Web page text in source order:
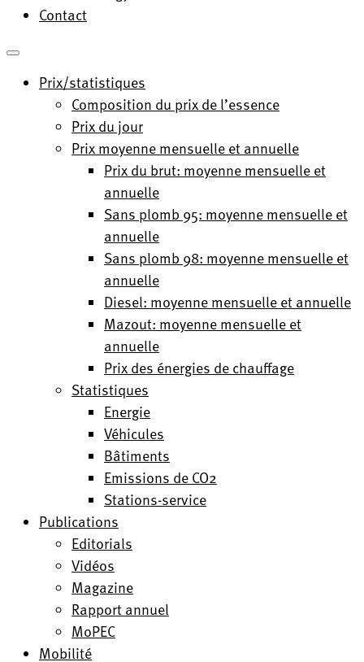
Contact
Prix/statistiques
Composition du prix de l’essence
Prix du jour
Prix moyenne mensuelle et annuelle
Prix du brut: moyenne mensuelle et
annuelle
Sans plomb 95: moyenne mensuelle et
annuelle
Sans plomb 98: moyenne mensuelle et
annuelle
Diesel: moyenne mensuelle et annuelle
Mazout: moyenne mensuelle et
annuelle
Prix des énergies de chauffage
Statistiques
Energie
Véhicules
Bâtiments
Emissions de CO2
Stations-service
Publications
Editorials
Vidéos
Magazine
Rapport annuel
MoPEC
Mobilité